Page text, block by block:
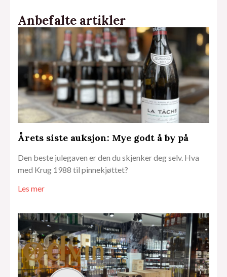
Anbefalte artikler
Årets siste auksjon: Mye godt å by på
Den beste julegaven er den du skjenker deg selv. Hva
med Krug 1988 til pinnekjøttet?
Les mer